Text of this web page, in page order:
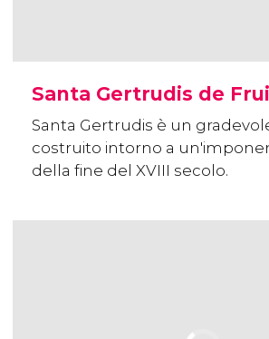
Santa Gertrudis de
Santa Gertrudis è un
costruito intorno a
della fine del XVIII secolo.